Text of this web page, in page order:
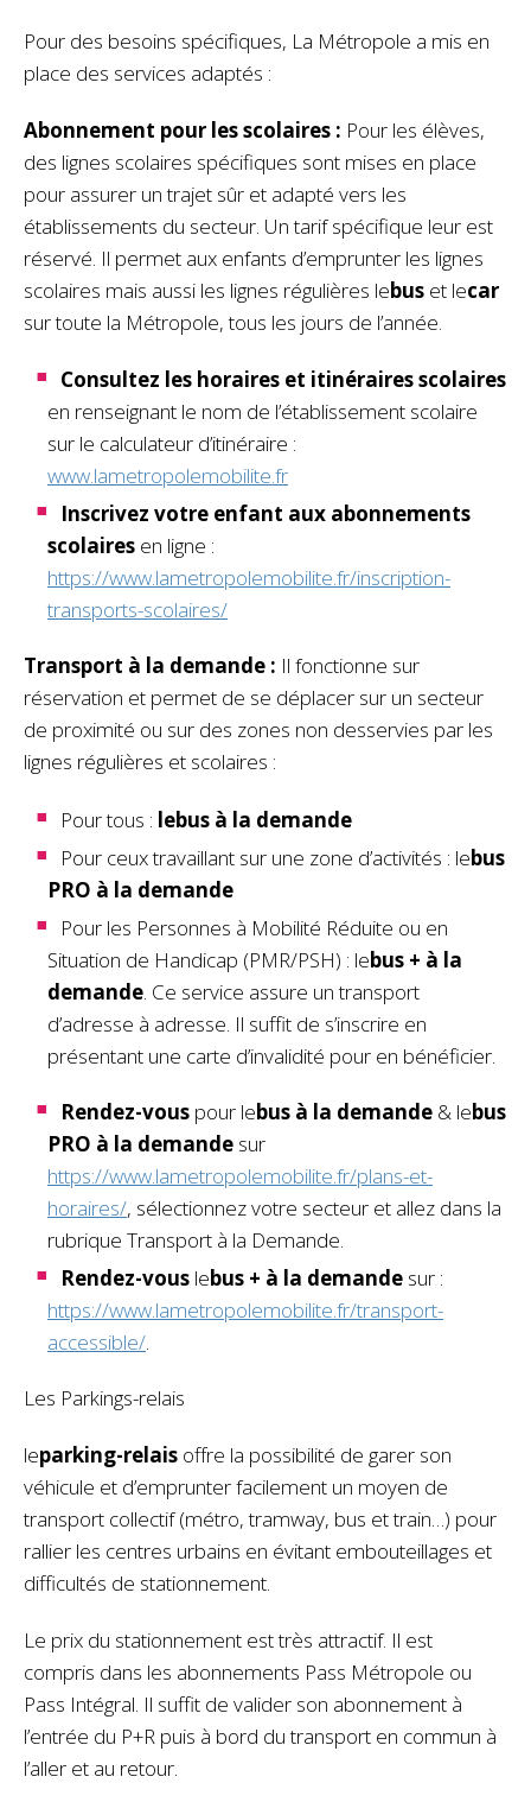
Pour des besoins spécifiques, La Métropole a mis en
place des services adaptés :
Abonnement pour les scolaires : Pour les élèves,
des lignes scolaires spécifiques sont mises en place
pour assurer un trajet sûr et adapté vers les
établissements du secteur. Un tarif spécifique leur est
réservé. Il permet aux enfants d’emprunter les lignes
scolaires mais aussi les lignes régulières lebus et lecar
sur toute la Métropole, tous les jours de l’année.
Consultez les horaires et itinéraires scolaires
en renseignant le nom de l’établissement scolaire
sur le calculateur d’itinéraire :
www.lametropolemobilite.fr
Inscrivez votre enfant aux abonnements
scolaires en ligne :
https://www.lametropolemobilite.fr/inscription-
transports-scolaires/
Transport à la demande : Il fonctionne sur
réservation et permet de se déplacer sur un secteur
de proximité ou sur des zones non desservies par les
lignes régulières et scolaires :
Pour tous : lebus à la demande
Pour ceux travaillant sur une zone d’activités : lebus
PRO à la demande
Pour les Personnes à Mobilité Réduite ou en
Situation de Handicap (PMR/PSH) : lebus + à la
demande. Ce service assure un transport
d’adresse à adresse. Il suffit de s’inscrire en
présentant une carte d’invalidité pour en bénéficier.
Rendez-vous pour lebus à la demande & lebus
PRO à la demande sur
https://www.lametropolemobilite.fr/plans-et-
horaires/, sélectionnez votre secteur et allez dans la
rubrique Transport à la Demande.
Rendez-vous lebus + à la demande sur :
https://www.lametropolemobilite.fr/transport-
accessible/.
Les Parkings-relais
leparking-relais offre la possibilité de garer son
véhicule et d’emprunter facilement un moyen de
transport collectif (métro, tramway, bus et train…) pour
rallier les centres urbains en évitant embouteillages et
difficultés de stationnement.
Le prix du stationnement est très attractif. Il est
compris dans les abonnements Pass Métropole ou
Pass Intégral. Il suffit de valider son abonnement à
l’entrée du P+R puis à bord du transport en commun à
l’aller et au retour.